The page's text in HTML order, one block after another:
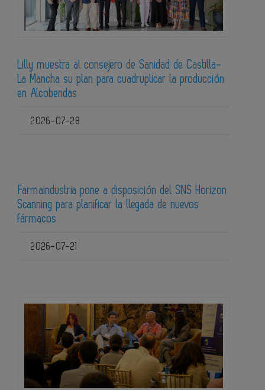
Lilly muestra al consejero de Sanidad de Castilla-
La Mancha su plan para cuadruplicar la producción
en Alcobendas
2026-07-28
Farmaindustria pone a disposición del SNS Horizon
Scanning para planificar la llegada de nuevos
fármacos
2026-07-21